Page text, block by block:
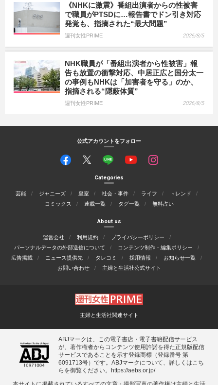
《NHKに激震》番組出演者からの性被害
で職員がPTSDに…報告書でドン引き対応
発覚も、指摘された“最大問題”
週刊女性PRIME 2026/8/5
NHK職員が「番組出演者から性被害」報
告も放置の衝撃対応、中居正広と国分太一
の事例もNHKは「加害者を守る」のか、
指摘される“隠蔽体質”
週刊女性PRIME 2026/8/5
公式アカウントをフォロー
Categories
芸能 ジャニーズ 皇室 社会・事件 ライフ
トレンド
コミックス
連載一覧 タグ一覧 無料占い
About us
運営会社 利用規約
プライバシーポリシー
パーソナルデータの外部送信について
コンテンツ制作・編集ポリシー
広告掲載
ニュース提供先 タレコミ 採用情報
お知らせ一覧
お問い合わせ
主婦と生活社公式サイト
主婦と生活社関連サイト
ABJマークは、この電子書店・電子書籍配信サービス
が、著作権者からコンテンツ使用許諾を得た正規版配信
サービスであることを示す登録商標（登録番号 第
6091713号）です。ABJマークについて、詳しくはこち
らを御覧ください。 https://aebs.or.jp/